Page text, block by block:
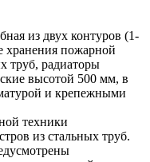
из двух контуров (1-
пожарной
труб, радиаторы
высотой 500 мм, в
и крепежными
техники
из стальных труб.